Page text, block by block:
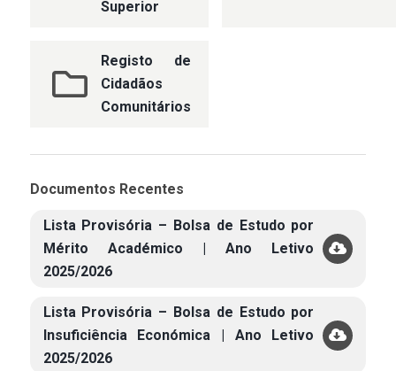
Superior
Registo de
Cidadãos
Comunitários
Documentos Recentes
Lista Provisória – Bolsa de Estudo por
Mérito Académico | Ano Letivo
2025/2026
Lista Provisória – Bolsa de Estudo por
Insuficiência Económica | Ano Letivo
2025/2026